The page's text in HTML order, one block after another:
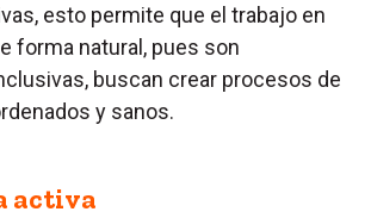
esto permite que el trabajo en
forma natural, pues son
buscan crear procesos de
y sanos.
activa